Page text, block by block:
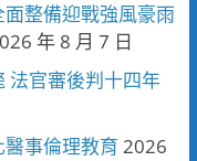
整備迎戰強風豪雨
年 8 月 7 日
法官審後判十四年
事倫理教育 2026